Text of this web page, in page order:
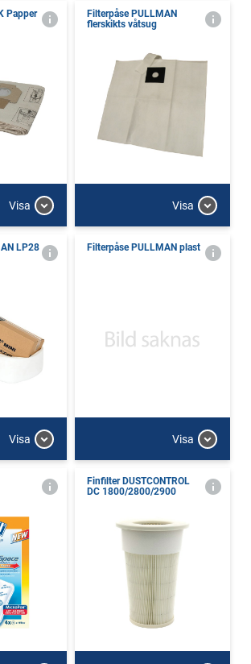
Papper
Visa
Filterpåse PULLMAN
flerskikts våtsug
Visa
LP28
Visa
Filterpåse PULLMAN plast
Visa
Finfilter DUSTCONTROL
DC 1800/2800/2900